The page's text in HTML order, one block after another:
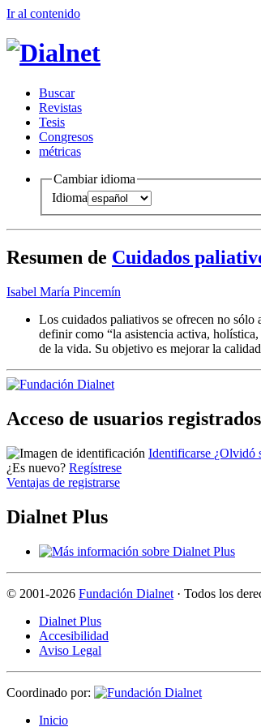
Ir al contenido
Buscar
Revistas
Tesis
Congresos
métricas
Cambiar idioma
Idioma
Resumen de Cuidados
Isabel María Pincemín
Los cuidados paliativos se ofrecen no sólo
definir como “la asistencia activa,
de la vida. Su objetivo es mejorar la
Acceso de usuarios registrados
Identificarse ¿Olvidó
¿Es nuevo? Regístrese
Ventajas de registrarse
Dialnet Plus
© 2001-2026 Fundación Dialnet · Todos los
Dialnet Plus
Accesibilidad
Aviso Legal
Coordinado por:
Inicio